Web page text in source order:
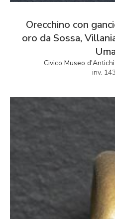
Orecchino con
oro da Sossa,
Civico Museo
inv.